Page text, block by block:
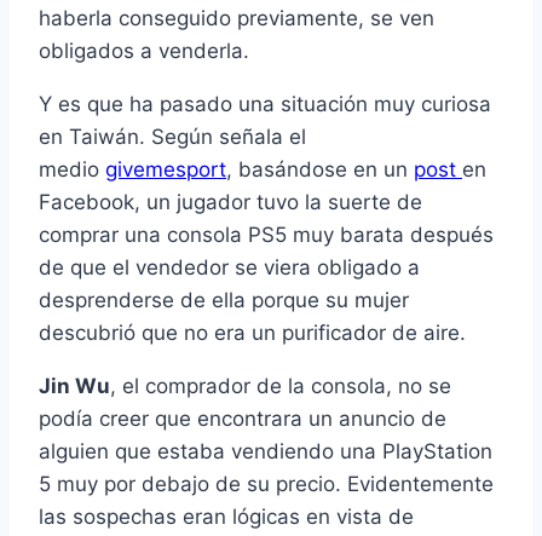
haberla conseguido previamente, se ven
obligados a venderla.
Y es que ha pasado una situación muy curiosa
en Taiwán. Según señala el
medio givemesport, basándose en un post en
Facebook, un jugador tuvo la suerte de
comprar una consola PS5 muy barata después
de que el vendedor se viera obligado a
desprenderse de ella porque su mujer
descubrió que no era un purificador de aire.
Jin Wu, el comprador de la consola, no se
podía creer que encontrara un anuncio de
alguien que estaba vendiendo una PlayStation
5 muy por debajo de su precio. Evidentemente
las sospechas eran lógicas en vista de